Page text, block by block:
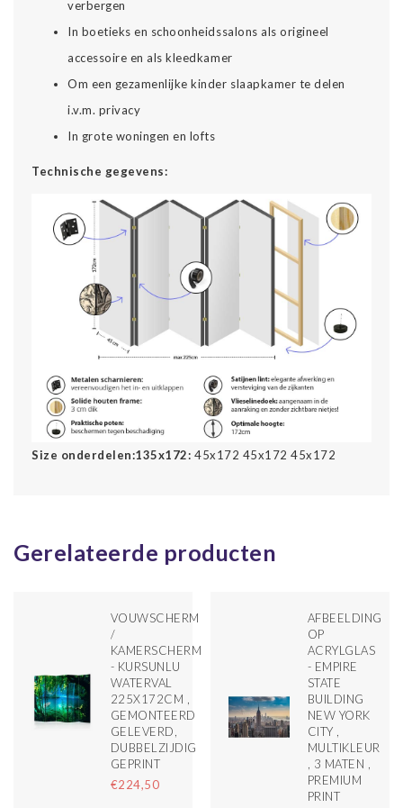
verbergen
In boetieks en schoonheidssalons als origineel
accessoire en als kleedkamer
Om een gezamenlijke kinder slaapkamer te delen
i.v.m. privacy
In grote woningen en lofts
Technische gegevens:
Size onderdelen:135x172: 45x172 45x172 45x172
Gerelateerde producten
VOUWSCHERM
/
KAMERSCHERM
- KURSUNLU
WATERVAL
225X172CM ,
GEMONTEERD
GELEVERD,
DUBBELZIJDIG
GEPRINT
€224,50
AFBEELDING
OP
ACRYLGLAS
- EMPIRE
STATE
BUILDING
NEW YORK
CITY ,
MULTIKLEUR
, 3 MATEN ,
PREMIUM
PRINT